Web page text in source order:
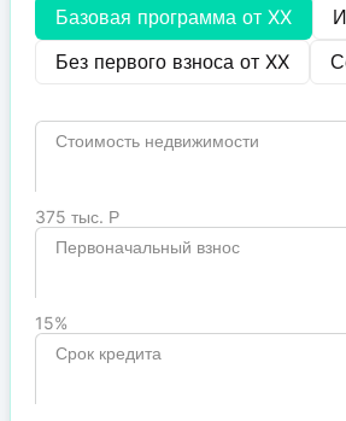
Базовая программа от XX
Без первого взноса от XX
Стоимость недвижимости
375 тыс. Р
Первоначальный взнос
15%
Срок кредита